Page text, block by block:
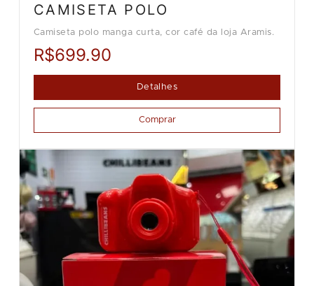
CAMISETA POLO
Camiseta polo manga curta, cor café da loja Aramis.
R$699.90
Detalhes
Comprar